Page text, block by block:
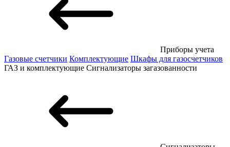
Приборы учета
Газовые счетчики Комплектующие Шкафы для газосчетчиков
ГАЗ и комплектующие Сигнализаторы загазованности